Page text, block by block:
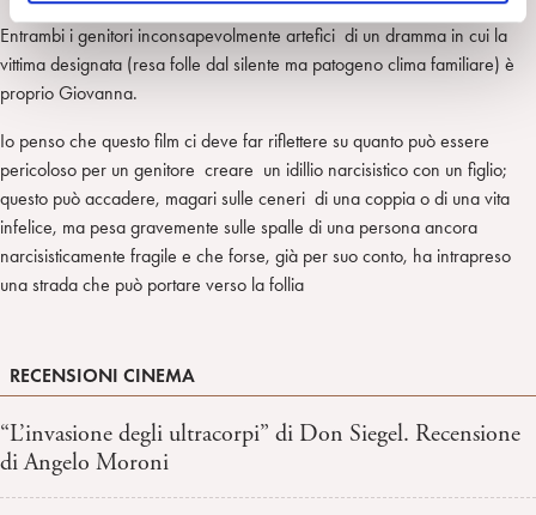
Entrambi i genitori inconsapevolmente artefici di un dramma in cui la
vittima designata (resa folle dal silente ma patogeno clima familiare) è
proprio Giovanna.
Io penso che questo film ci deve far riflettere su quanto può essere
pericoloso per un genitore creare un idillio narcisistico con un figlio;
questo può accadere, magari sulle ceneri di una coppia o di una vita
infelice, ma pesa gravemente sulle spalle di una persona ancora
narcisisticamente fragile e che forse, già per suo conto, ha intrapreso
una strada che può portare verso la follia
RECENSIONI CINEMA
“L’invasione degli ultracorpi” di Don Siegel. Recensione
di Angelo Moroni